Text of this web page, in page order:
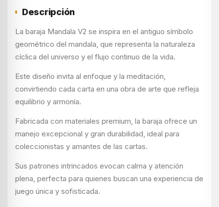
Descripción
La baraja Mandala V2 se inspira en el antiguo símbolo
geométrico del mandala, que representa la naturaleza
cíclica del universo y el flujo continuo de la vida.
Este diseño invita al enfoque y la meditación,
convirtiendo cada carta en una obra de arte que refleja
equilibrio y armonía.
Fabricada con materiales premium, la baraja ofrece un
manejo excepcional y gran durabilidad, ideal para
coleccionistas y amantes de las cartas.
Sus patrones intrincados evocan calma y atención
plena, perfecta para quienes buscan una experiencia de
juego única y sofisticada.